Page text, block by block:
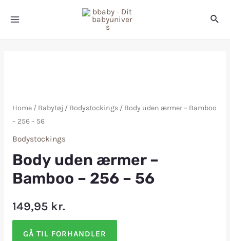
Home/ Babytøj / Bodystockings/ Body uden ærmer – Bamboo
– 256 – 56
Bodystockings
Body uden ærmer –
Bamboo – 256 – 56
149,95 kr.
GÅ TIL FORHANDLER